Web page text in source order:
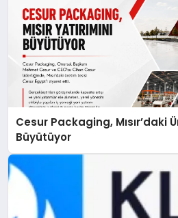
Cesur Packaging, Mısır’daki
Büyütüyor